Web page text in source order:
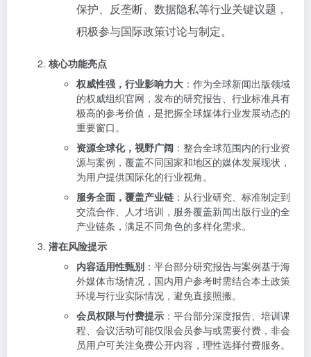
保护、反垄断、数据隐私等行业关键议题，
积极参与国际政策讨论与制定。
核心功能亮点
权威性强，行业影响力大 ：作为全球新闻出版领域
的权威组织官网，发布的研究报告、行业标准具有
极高的参考价值，是把握全球媒体行业发展动态的
重要窗口。
资源全球化，视野广阔 ：整合全球范围内的行业资
源与案例，覆盖不同国家和地区的媒体发展现状，
为用户提供国际化的行业视角。
服务全面，覆盖产业链 ：从行业研究、标准制定到
交流合作、人才培训，服务覆盖新闻出版行业的全
产业链条，满足不同角色的多样化需求。
潜在风险提示
内容适用性甄别 ：平台部分研究报告与案例基于海
外媒体市场情况，国内用户参考时需结合本土政策
环境与行业实际情况，避免直接照搬。
会员权限与付费提示 ：平台部分深度报告、培训课
程、会议活动可能仅限会员参与或需要付费，非会
员用户可关注免费公开内容，理性选择付费服务。